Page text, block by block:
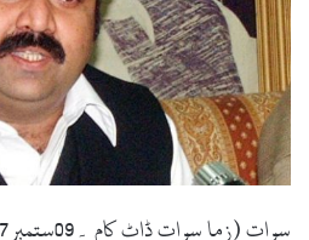
e
m
a